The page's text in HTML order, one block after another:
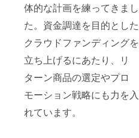
体的な計画を練ってきまし
た。資金調達を目的とした
クラウドファンディングを
立ち上げるにあたり、リ
ターン商品の選定やプロ
モーション戦略にも力を入
れています。